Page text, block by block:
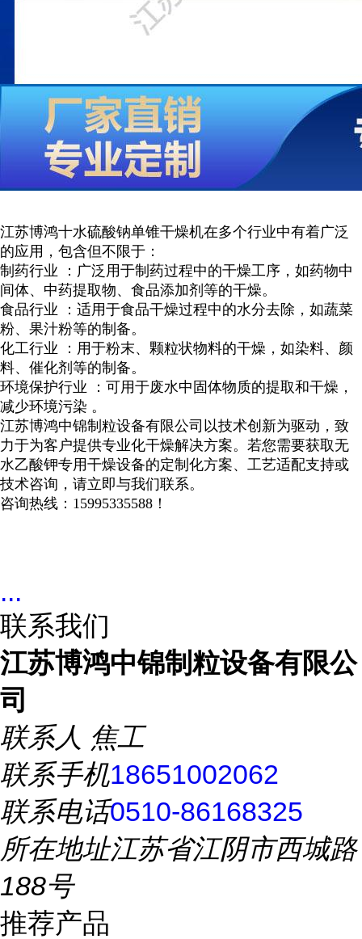
江苏博鸿十水硫酸钠单锥干燥机在多个行业中有着广泛
的应用，包含但不限于：
制药行业 ：广泛用于制药过程中的干燥工序，如药物中
间体、中药提取物、食品添加剂等的干燥。
食品行业 ：适用于食品干燥过程中的水分去除，如蔬菜
粉、果汁粉等的制备。
化工行业 ：用于粉末、颗粒状物料的干燥，如染料、颜
料、催化剂等的制备。
环境保护行业 ：可用于废水中固体物质的提取和干燥，
减少环境污染 。
江苏博鸿中锦制粒设备有限公司以技术创新为驱动，致
力于为客户提供专业化干燥解决方案。若您需要获取无
水乙酸钾专用干燥设备的定制化方案、工艺适配支持或
技术咨询，请立即与我们联系。
咨询热线： 15995335588！
...
联系我们
江苏博鸿中锦制粒设备有限公
司
联系人 焦工
联系手机18651002062
联系电话0510-86168325
所在地址江苏省江阴市西城路
188号
推荐产品